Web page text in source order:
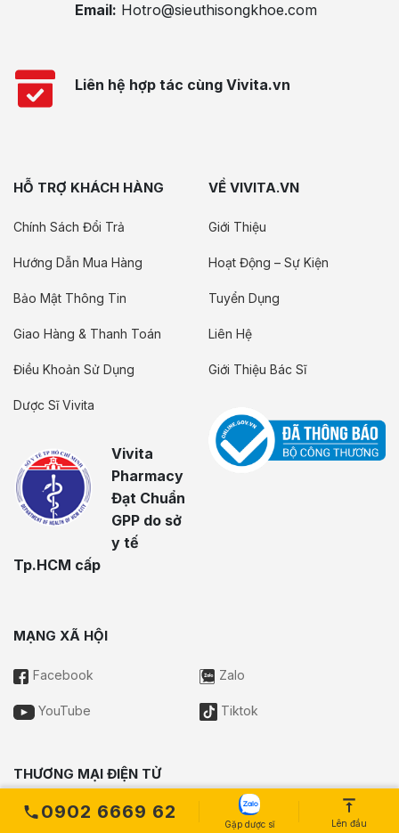
Email: Hotro@sieuthisongkhoe.com
Liên hệ hợp tác cùng Vivita.vn
HỖ TRỢ KHÁCH HÀNG
Chính Sách Đổi Trả
Hướng Dẫn Mua Hàng
Bảo Mật Thông Tin
Giao Hàng & Thanh Toán
Điều Khoản Sử Dụng
Dược Sĩ Vivita
Vivita
Pharmacy
Đạt Chuẩn
GPP do sở
y tế
Tp.HCM cấp
VỀ VIVITA.VN
Giới Thiệu
Hoạt Động – Sự Kiện
Tuyển Dụng
Liên Hệ
Giới Thiệu Bác Sĩ
MẠNG XÃ HỘI
Facebook Zalo
YouTube Tiktok
THƯƠNG MẠI ĐIỆN TỬ
0902 6669 62
Gặp dược sĩ Lên đầu